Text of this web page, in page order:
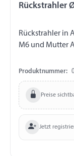
Rückstrahler
Rückstrahler in
M6 und Mutter
Produktnummer:
Preise
Jetzt